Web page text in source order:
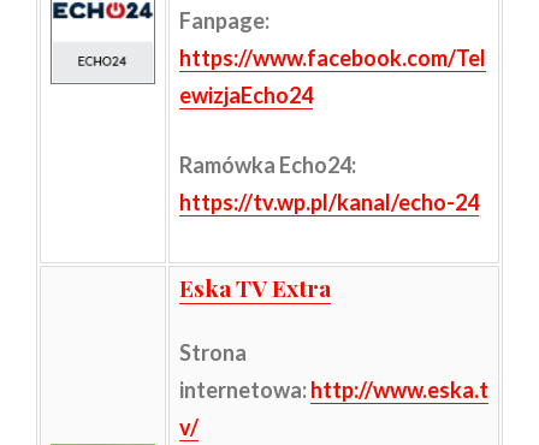
Fanpage:
https://www.facebook.com/Tel
ewizjaEcho24
Ramówka Echo24:
https://tv.wp.pl/kanal/echo-24
Eska TV Extra
Strona
internetowa:http://www.eska.t
v/